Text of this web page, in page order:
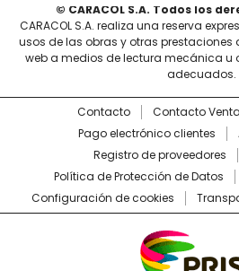
© CARACOL S.A. Todos los
CARACOL S.A. realiza una reserva
usos de las obras y otras prestaciones
web a medios de lectura mecánica u
adecuados.
Contacto Contacto
Pago electrónico clientes
Registro de proveedores
Política de Protección de Datos
Configuración de cookies